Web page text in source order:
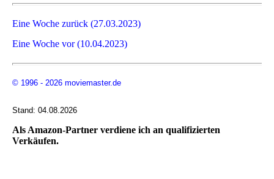
Eine Woche zurück (27.03.2023)
Eine Woche vor (10.04.2023)
© 1996 - 2026 moviemaster.de
Stand: 04.08.2026
Als Amazon-Partner verdiene ich an qualifizierten
Verkäufen.